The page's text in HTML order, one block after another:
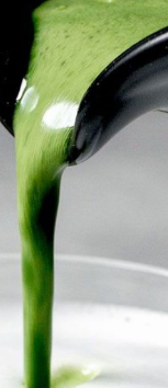
internet